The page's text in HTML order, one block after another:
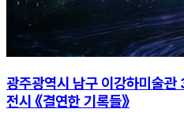
광주광역시 남구 이강하미술
전시 《결연한 기록들》